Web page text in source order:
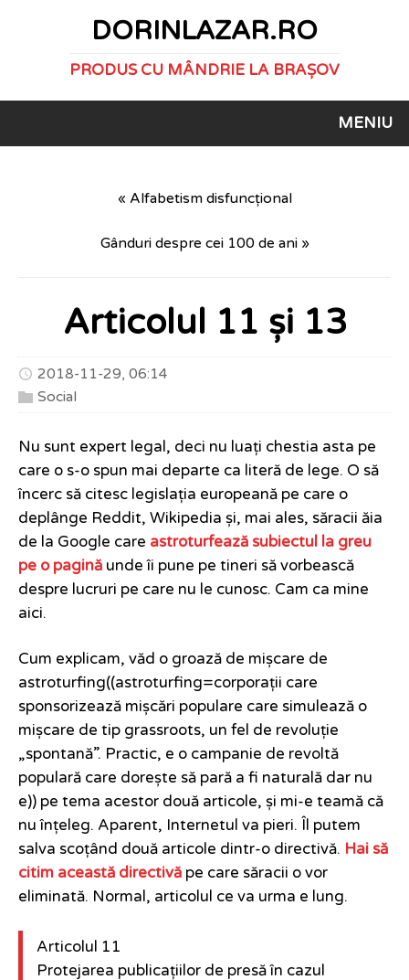
DORINLAZAR.RO
PRODUS CU MÂNDRIE LA BRAȘOV
MENIU
« Alfabetism disfuncțional
Gânduri despre cei 100 de ani »
Articolul 11 și 13
2018-11-29, 06:14
Social
Nu sunt expert legal, deci nu luați chestia asta pe
care o s-o spun mai departe ca literă de lege. O să
încerc să citesc legislația europeană pe care o
deplânge Reddit, Wikipedia și, mai ales, săracii ăia
de la Google care astroturfează subiectul la greu
pe o pagină unde îi pune pe tineri să vorbească
despre lucruri pe care nu le cunosc. Cam ca mine
aici.
Cum explicam, văd o groază de mișcare de
astroturfing((astroturfing=corporații care
sponsorizează mișcări populare care simulează o
mișcare de tip grassroots, un fel de revoluție
„spontană”. Practic, e o campanie de revoltă
populară care dorește să pară a fi naturală dar nu
e)) pe tema acestor două articole, și mi-e teamă că
nu înțeleg. Aparent, Internetul va pieri. Îl putem
salva scoțând două articole dintr-o directivă. Hai să
citim această directivă pe care săracii o vor
eliminată. Normal, articolul ce va urma e lung.
Articolul 11
Protejarea publicațiilor de presă în cazul